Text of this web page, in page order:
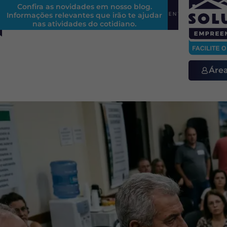
Confira as novidades em nosso blog.
Informações relevantes que irão te ajudar
nas atividades do cotidiano.
REFORMA TRIBUTÁRIA EM CONDOMÍNIOS: ENTENDA OS